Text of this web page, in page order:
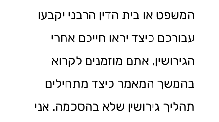
המשפט או בית הדין הרבני יקבעו
עבורכם כיצד יראו חייכם אחרי
הגירושין, אתם מוזמנים לקרוא
בהמשך המאמר כיצד מתחילים
תהליך גירושין שלא בהסכמה. אני